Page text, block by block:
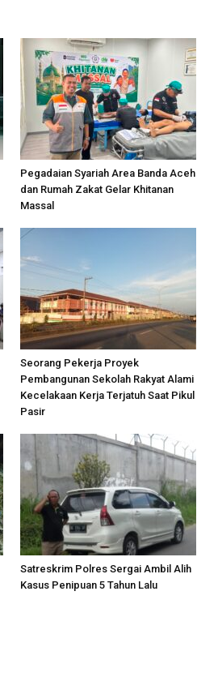
Pegadaian Syariah Area Banda Aceh
dan Rumah Zakat Gelar Khitanan
Massal
Seorang Pekerja Proyek
Pembangunan Sekolah Rakyat Alami
Kecelakaan Kerja Terjatuh Saat Pikul
Pasir
Satreskrim Polres Sergai Ambil Alih
Kasus Penipuan 5 Tahun Lalu